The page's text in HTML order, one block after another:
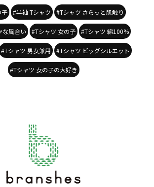
#半袖 Tシャツ #Tシャツ さらっと肌触り
な風合い #Tシャツ 女の子 #Tシャツ 綿100%
#Tシャツ 男女兼用 #Tシャツ ビッグシルエット
#Tシャツ 女の子の大好き